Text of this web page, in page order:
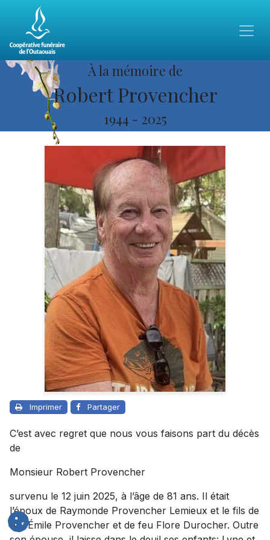
À la mémoire de
Robert Provencher
1944 - 2025
Imprimer Partager
C’est avec regret que nous vous faisons part du décès
de
Monsieur Robert Provencher
survenu le 12 juin 2025, à l’âge de 81 ans. Il était
l’époux de Raymonde Provencher Lemieux et le fils de
feu Émile Provencher et de feu Flore Durocher. Outre